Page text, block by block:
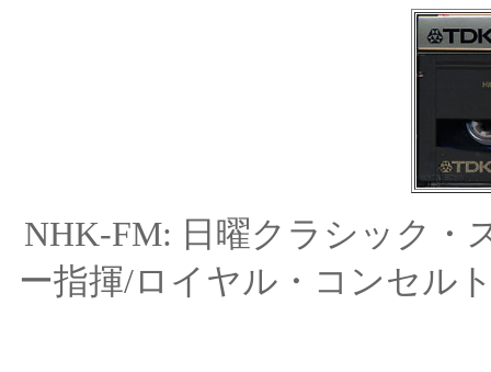
NHK-FM: 日曜クラシック
ー指揮/ロイヤル・コンセ